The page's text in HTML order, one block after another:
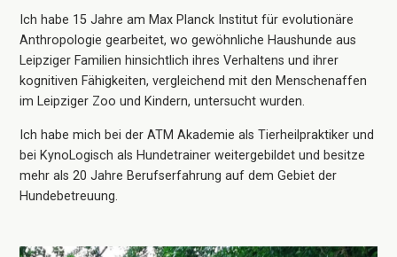
Ich habe 15 Jahre am Max Planck Institut für evolutionäre
Anthropologie gearbeitet, wo gewöhnliche Haushunde aus
Leipziger Familien hinsichtlich ihres Verhaltens und ihrer
kognitiven Fähigkeiten, vergleichend mit den Menschenaffen
im Leipziger Zoo und Kindern, untersucht wurden.
Ich habe mich bei der ATM Akademie als Tierheilpraktiker und
bei KynoLogisch als Hundetrainer weitergebildet und besitze
mehr als 20 Jahre Berufserfahrung auf dem Gebiet der
Hundebetreuung.